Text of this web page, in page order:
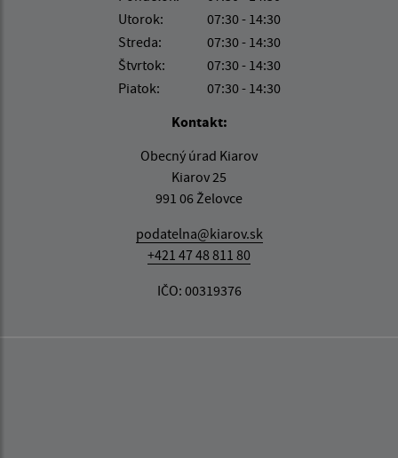
Utorok:
07:30 - 14:30
Streda:
07:30 - 14:30
Štvrtok:
07:30 - 14:30
Piatok:
07:30 - 14:30
Kontakt:
Obecný úrad Kiarov
Kiarov 25
991 06 Želovce
podatelna@kiarov.sk
+421 47 48 811 80
IČO: 00319376